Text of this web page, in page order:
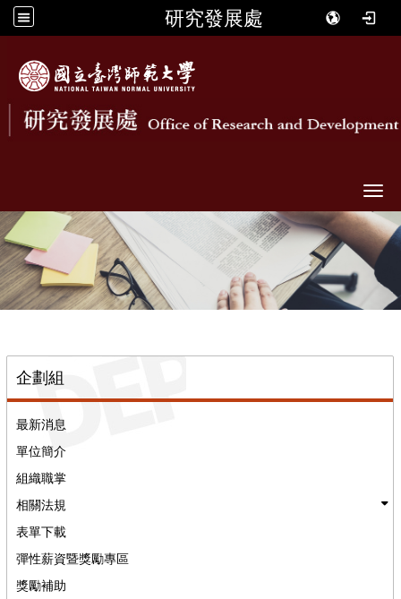
研究發展處
企劃組
最新消息
單位簡介
組織職掌
相關法規
表單下載
彈性薪資暨獎勵專區
獎勵補助